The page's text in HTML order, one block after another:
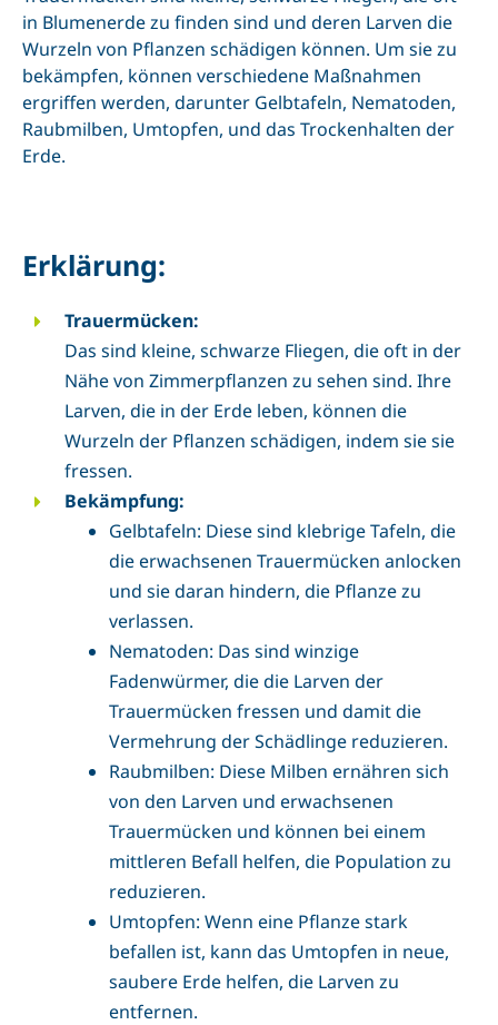
Kontakt
in Blumenerde zu finden sind und deren Larven die
Wurzeln von Pflanzen schädigen können. Um sie zu
bekämpfen, können verschiedene Maßnahmen
ergriffen werden, darunter Gelbtafeln, Nematoden,
Raubmilben, Umtopfen, und das Trockenhalten der
Erde.
Erklärung:
Trauermücken:
Das sind kleine, schwarze Fliegen, die oft in der
Nähe von Zimmerpflanzen zu sehen sind. Ihre
Larven, die in der Erde leben, können die
Wurzeln der Pflanzen schädigen, indem sie sie
fressen.
Bekämpfung:
Gelbtafeln: Diese sind klebrige Tafeln, die
die erwachsenen Trauermücken anlocken
und sie daran hindern, die Pflanze zu
verlassen.
Nematoden: Das sind winzige
Fadenwürmer, die die Larven der
Trauermücken fressen und damit die
Vermehrung der Schädlinge reduzieren.
Raubmilben: Diese Milben ernähren sich
von den Larven und erwachsenen
Trauermücken und können bei einem
mittleren Befall helfen, die Population zu
reduzieren.
Umtopfen: Wenn eine Pflanze stark
befallen ist, kann das Umtopfen in neue,
saubere Erde helfen, die Larven zu
entfernen.